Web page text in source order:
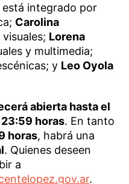
está integrado por
Carolina
Lorena
y multimedia;
y Leo Oyola
abierta hasta el
horas. En tanto
horas, habrá una
. Quienes deseen
a
.